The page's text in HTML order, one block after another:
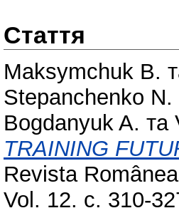
Стаття
Maksymchuk B.
Stepanchenko N.
Bogdanyuk A. та
TRAINING
Revista
Vol. 12. с. 310-